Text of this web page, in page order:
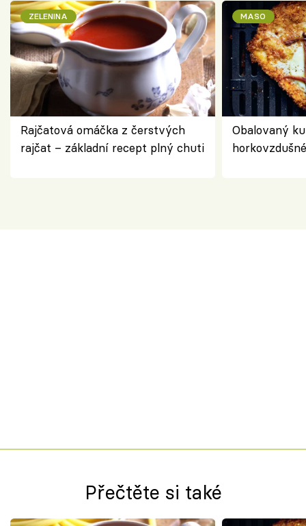
ZELENINA
Rajčatová omáčka z čerstvých
rajčat – základní recept plný chuti
MASO
Obalovaný
Přečtěte si také